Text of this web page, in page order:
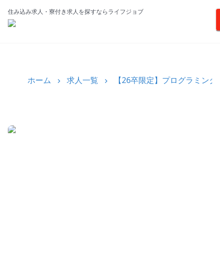
住み込み求人・寮付き求人を探すならライフジョブ
ホーム 求人一覧 【26卒限定】プログラミン